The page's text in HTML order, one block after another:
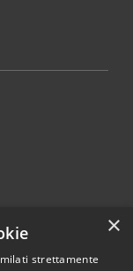
×
strettamente